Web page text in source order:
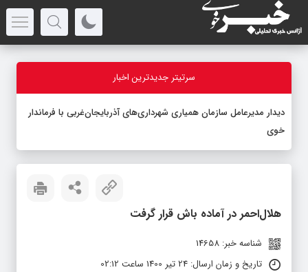
سرتیتر جدیدترین اخبار
دیدار مدیرعامل سازمان همیاری شهرداری‌های آذربایجان‌غربی با فرماندار
خوی
هلال‌احمر در آماده باش قرار گرفت
شناسه خبر: 14658
تاریخ و زمان ارسال: 24 تیر 1400 ساعت 02:12